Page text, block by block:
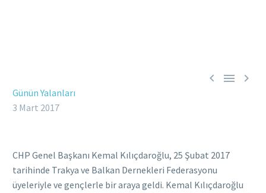
  
Günün Yalanları
3 Mart 2017
CHP Genel Başkanı Kemal Kılıçdaroğlu, 25 Şubat 2017
tarihinde Trakya ve Balkan Dernekleri Federasyonu
üyeleriyle ve gençlerle bir araya geldi. Kemal Kılıçdaroğlu